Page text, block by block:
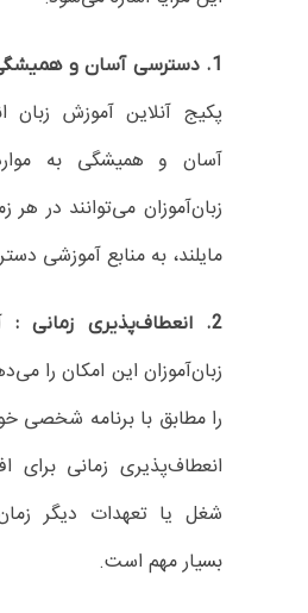
1. دسترسی آسان و همیشگی :
پکیج‌ آنلاین آموزش زبان
آسان و همیشگی به
زبان‌آموزان می‌توانند در
مایلند، به منابع آموزشی
2. انعطاف‌پذیری زمانی :
زبان‌آموزان این امکان را
را مطابق با برنامه شخصی
انعطاف‌پذیری زمانی برای
شغل یا تعهدات دیگر
بسیار مهم است.